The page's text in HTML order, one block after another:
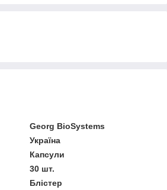
Georg BioSystems
Україна
Капсули
30 шт.
Блістер